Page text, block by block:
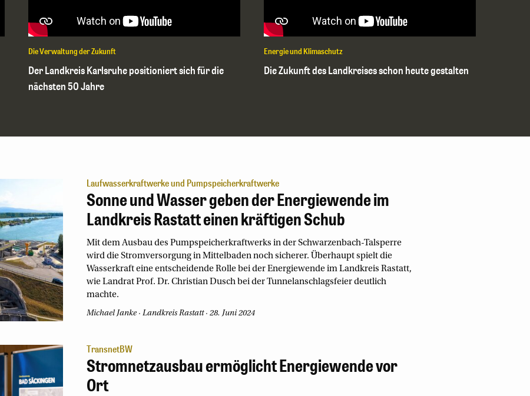
Die Verwaltung der Zukunft
Der Landkreis Karlsruhe positioniert sich für die
nächsten 50 Jahre
Energie und Klimaschutz
Die Zukunft des Landkreises schon heute gestalten
Laufwasserkraftwerke und Pumpspeicherkraftwerke
Sonne und Wasser geben der Energiewende im
Landkreis Rastatt einen kräftigen Schub
Mit dem Ausbau des Pumpspeicherkraftwerks in der Schwarzenbach-Talsperre
wird die Stromversorgung in Mittelbaden noch sicherer. Überhaupt spielt die
Wasserkraft eine entscheidende Rolle bei der Energiewende im Landkreis Rastatt,
wie Landrat Prof. Dr. Christian Dusch bei der Tunnelanschlagsfeier deutlich
machte.
Michael Janke Landkreis Rastatt 28. Juni 2024
TransnetBW
Stromnetzausbau ermöglicht Energiewende vor
Ort